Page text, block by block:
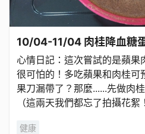
10/04-11/04 肉桂降血糖
心情日記：這次嘗試的是蘋果
很可怕的！多吃蘋果和肉桂可
果刀漏帶了？那麼......先做肉
（這兩天我們都忘了拍攝花絮
健康